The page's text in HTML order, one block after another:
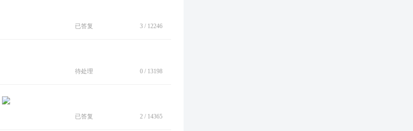
已答复 3 / 12246
待处理 0 / 13198
已答复 2 / 14365